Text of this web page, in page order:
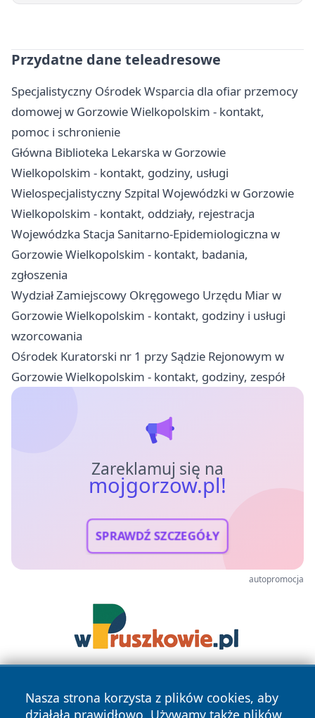
Przydatne dane teleadresowe
Specjalistyczny Ośrodek Wsparcia dla ofiar przemocy
domowej w Gorzowie Wielkopolskim - kontakt,
pomoc i schronienie
Główna Biblioteka Lekarska w Gorzowie
Wielkopolskim - kontakt, godziny, usługi
Wielospecjalistyczny Szpital Wojewódzki w Gorzowie
Wielkopolskim - kontakt, oddziały, rejestracja
Wojewódzka Stacja Sanitarno-Epidemiologiczna w
Gorzowie Wielkopolskim - kontakt, badania,
zgłoszenia
Wydział Zamiejscowy Okręgowego Urzędu Miar w
Gorzowie Wielkopolskim - kontakt, godziny i usługi
wzorcowania
Ośrodek Kuratorski nr 1 przy Sądzie Rejonowym w
Gorzowie Wielkopolskim - kontakt, godziny, zespół
Zareklamuj się na
mojgorzow.pl!
SPRAWDŹ SZCZEGÓŁY
autopromocja
Nasza strona korzysta z plików cookies, aby
działała prawidłowo. Używamy także plików